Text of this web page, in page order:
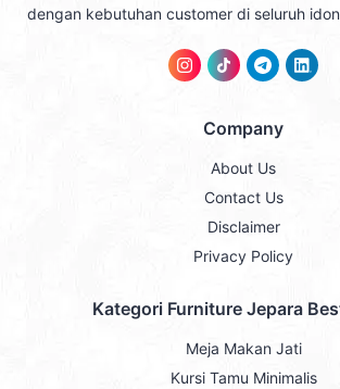
dengan kebutuhan customer di seluruh
Company
About Us
Contact Us
Disclaimer
Privacy Policy
Kategori Furniture Jepara
Meja Makan Jati
Kursi Tamu Minimalis